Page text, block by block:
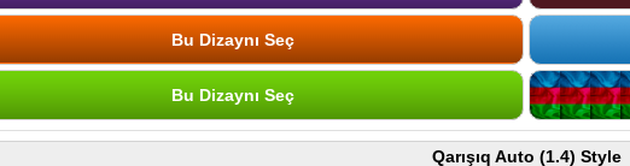
Bu Dizaynı Seç
Bu Dizaynı Seç
Qarışıq Auto (1.4) Style